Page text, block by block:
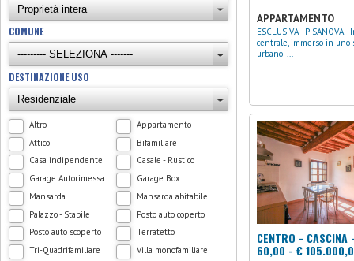
COMUNE
DESTINAZIONE USO
Altro
Appartamento
Attico
Bifamiliare
Casa indipendente
Casale - Rustico
Garage Autorimessa
Garage Box
Mansarda
Mansarda abitabile
Palazzo - Stabile
Posto auto coperto
Posto auto scoperto
Terratetto
Tri-Quadrifamiliare
Villa monofamiliare
APPARTAMENTO
ESCLUSIVA - PISANOVA - In posizione
centrale, immerso in uno
urbano -...
CENTRO - CASCINA
60,00 - €